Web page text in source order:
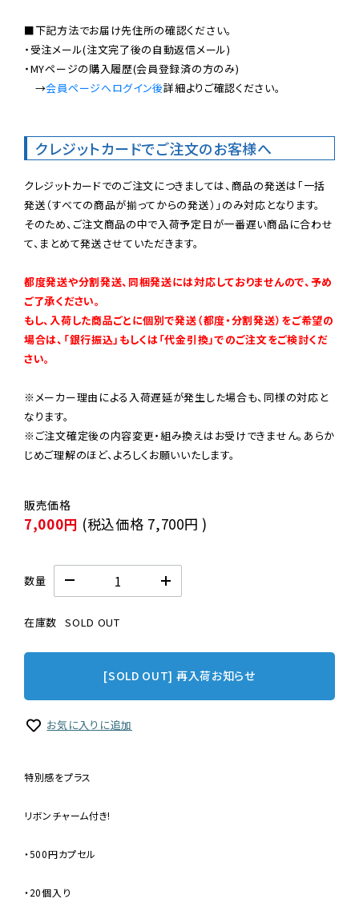
■下記方法でお届け先住所の確認ください。
・受注メール(注文完了後の自動返信メール)
・MYページの購入履歴(会員登録済の方のみ)
→会員ページへログイン後詳細よりご確認ください。
クレジットカードでご注文のお客様へ
クレジットカードでのご注文につきましては、商品の発送は「一括
発送（すべての商品が揃ってからの発送）」のみ対応となります。
そのため、ご注文商品の中で入荷予定日が一番遅い商品に合わせ
て、まとめて発送させていただきます。
都度発送や分割発送、同梱発送には対応しておりませんので、予め
ご了承ください。
もし、入荷した商品ごとに個別で発送（都度・分割発送）をご希望の
場合は、「銀行振込」もしくは「代金引換」でのご注文をご検討くだ
さい。
※メーカー理由による入荷遅延が発生した場合も、同様の対応と
なります。
※ご注文確定後の内容変更・組み換えはお受けできません。あらか
じめご理解のほど、よろしくお願いいたします。
7,000円 (税込価格 7,700円 )
数量
在庫数 SOLD OUT
[SOLD OUT] 再入荷お知らせ
お気に入りに追加
特別感をプラス
リボンチャーム付き!
・500円カプセル
・20個入り